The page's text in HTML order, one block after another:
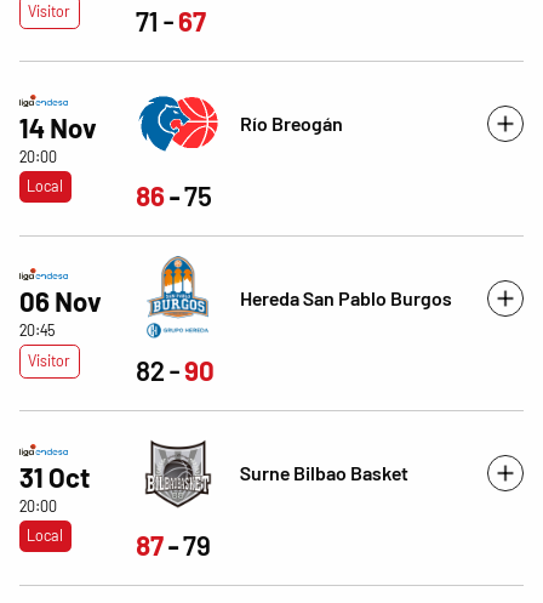
Visitor
71 67
14 Nov
20:00
Local
Río Breogán
86 75
06 Nov
20:45
Visitor
Hereda San Pablo Burgos
82 90
31 Oct
20:00
Local
Surne Bilbao Basket
87 79